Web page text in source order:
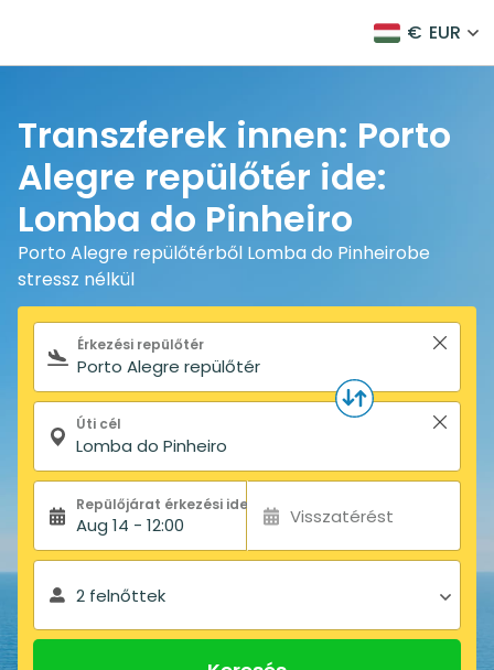
€ EUR
Transzferek innen: Porto
Alegre repülőtér ide:
Lomba do Pinheiro
Porto Alegre repülőtérből Lomba do Pinheirobe
stressz nélkül
Keresőűrlap
Érkezési repülőtér
Úti cél
Aug 14 - 12:00 Visszatérést
2 felnőttek